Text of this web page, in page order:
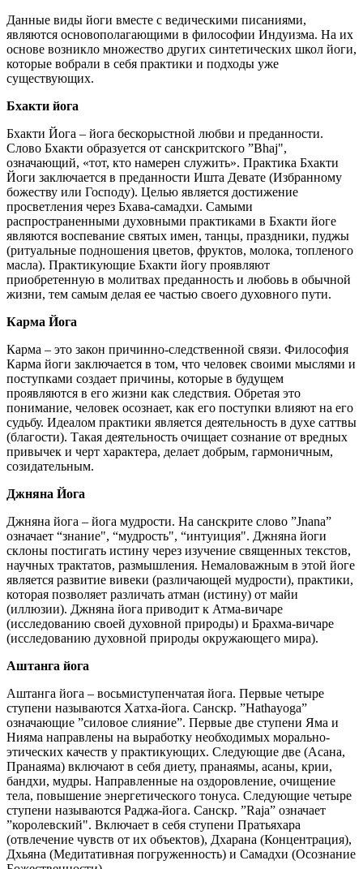
Данные виды йоги вместе с ведическими писаниями,
являются основополагающими в философии Индуизма. На их
основе возникло множество других синтетических школ йоги,
которые вобрали в себя практики и подходы уже
существующих.
Бхакти йога
Бхакти Йога – йога бескорыстной любви и преданности.
Слово Бхакти образуется от санскритского ”Bhaj",
означающий, «тот, кто намерен служить». Практика Бхакти
Йоги заключается в преданности Ишта Девате (Избранному
божеству или Господу). Целью является достижение
просветления через Бхава-самадхи. Самыми
распространенными духовными практиками в Бхакти йоге
являются воспевание святых имен, танцы, праздники, пуджы
(ритуальные подношения цветов, фруктов, молока, топленого
масла). Практикующие Бхакти йогу проявляют
приобретенную в молитвах преданность и любовь в обычной
жизни, тем самым делая ее частью своего духовного пути.
Карма Йога
Карма – это закон причинно-следственной связи. Философия
Карма йоги заключается в том, что человек своими мыслями и
поступками создает причины, которые в будущем
проявляются в его жизни как следствия. Обретая это
понимание, человек осознает, как его поступки влияют на его
судьбу. Идеалом практики является деятельность в духе саттвы
(благости). Такая деятельность очищает сознание от вредных
привычек и черт характера, делает добрым, гармоничным,
созидательным.
Джняна Йога
Джняна йога – йога мудрости. На санскрите слово ”Jnana”
означает “знание", “мудрость", “интуиция". Джняна йоги
склоны постигать истину через изучение священных текстов,
научных трактатов, размышления. Немаловажным в этой йоге
является развитие вивеки (различающей мудрости), практики,
которая позволяет различать атман (истину) от майи
(иллюзии). Джняна йога приводит к Атма-вичаре
(исследованию своей духовной природы) и Брахма-вичаре
(исследованию духовной природы окружающего мира).
Аштанга йога
Аштанга йога – восьмиступенчатая йога. Первые четыре
ступени называются Хатха-йога. Санскр. ”Hathayoga”
означающие ”силовое слияние”. Первые две ступени Яма и
Нияма направлены на выработку необходимых морально-
этических качеств у практикующих. Следующие две (Асана,
Пранаяма) включают в себя диету, пранаямы, асаны, крии,
бандхи, мудры. Направленные на оздоровление, очищение
тела, повышение энергетического тонуса. Следующие четыре
ступени называются Раджа-йога. Санскр. ”Raja” означает
”королевский". Включает в себя ступени Пратьяхара
(отвлечение чувств от их объектов), Дхарана (Концентрация),
Дхьяна (Медитативная погруженность) и Самадхи (Осознание